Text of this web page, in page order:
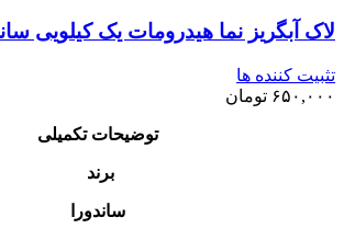
لاک آبگریز نما هیدرومات یک کیلویی
تثبیت کننده ها
۶۵۰,۰۰۰ تومان
توضیحات تکمیلی
برند
ساندورا